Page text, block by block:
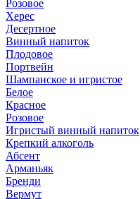
Розовое
Херес
Десертное
Винный напиток
Плодовое
Портвейн
Шампанское и игристое
Белое
Красное
Розовое
Игристый винный напиток
Крепкий алкоголь
Абсент
Арманьяк
Бренди
Вермут